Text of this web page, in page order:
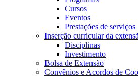
Cursos
Eventos
Prestações de serviços
Inserção curricular da
Disciplinas
Investimento
Bolsa de Extensão
Convênios e Acordos de